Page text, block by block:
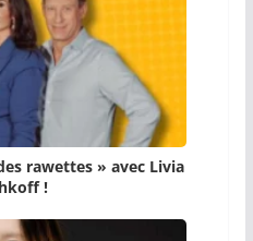
rawettes » avec Livia
!